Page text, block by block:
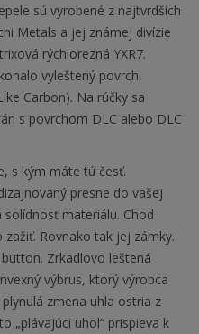
sú vyrobené z najtvrdších
Metals a jej známej divízie
rýchlorezná YXR7.
vyleštený povrch,
Carbon). Na rúčky sa
s povrchom DLC alebo DLC
s kým máte tú česť.
presne do vašej
materiálu. Chod
Rovnako tak jej zámky.
Zrkadlovo leštená
výbrus, ktorý výrobca
zmena uhla ostria z
„plávajúci uhol“ prispieva k